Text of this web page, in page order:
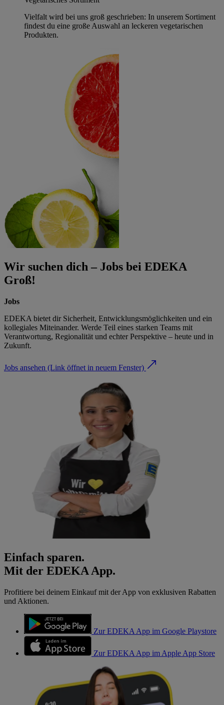
Vielfalt wird bei uns groß geschrieben: In unserem Sortiment
findest du eine große Auswahl an leckeren vegetarischen
Produkten.
Wir suchen dich – Jobs bei EDEKA
Groß!
Jobs
EDEKA bietet dir Sicherheit, Entwicklungsmöglichkeiten und ein
kollegiales Miteinander. Werde Teil eines starken Teams mit
Verantwortung, Regionalität und echter Perspektive – heute und in
Zukunft.
Jobs ansehen (Link öffnet in neuem Fenster)
Einfach sparen.
Mit der EDEKA App.
Profitiere bei deinem Einkauf mit der App von exklusiven Rabatten
und Aktionen.
Zur EDEKA App im Google Playstore
Zur EDEKA App im Apple App Store